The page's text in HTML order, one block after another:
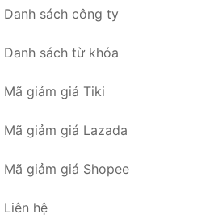
Danh sách công ty
Danh sách từ khóa
Mã giảm giá Tiki
Mã giảm giá Lazada
Mã giảm giá Shopee
Liên hệ